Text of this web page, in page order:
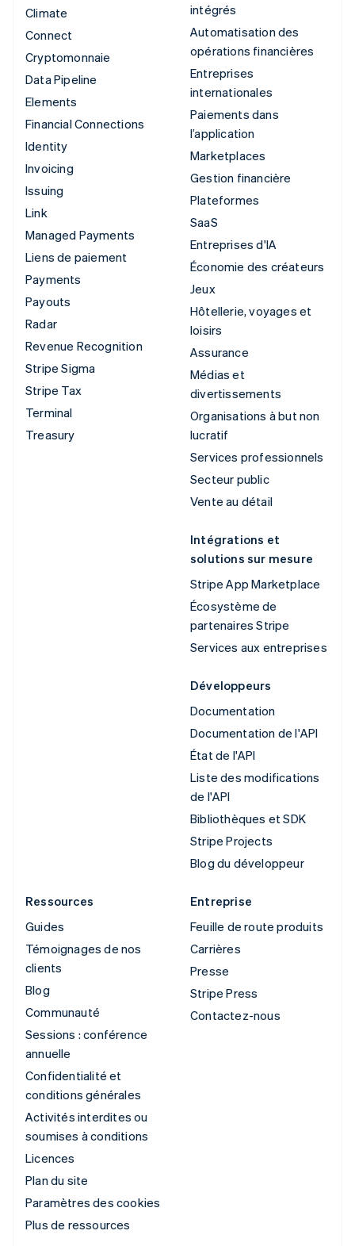
Climate
Connect
Cryptomonnaie
Data Pipeline
Elements
Financial Connections
Identity
Invoicing
Issuing
Link
Managed Payments
Liens de paiement
Payments
Payouts
Radar
Revenue Recognition
Stripe Sigma
Stripe Tax
Terminal
Treasury
intégrés
Automatisation des
opérations financières
Entreprises
internationales
Paiements dans
l’application
Marketplaces
Gestion financière
Plateformes
SaaS
Entreprises d'IA
Économie des créateurs
Jeux
Hôtellerie, voyages et
loisirs
Assurance
Médias et
divertissements
Organisations à but non
lucratif
Services professionnels
Secteur public
Vente au détail
Intégrations et
solutions sur mesure
Stripe App Marketplace
Écosystème de
partenaires Stripe
Services aux entreprises
Développeurs
Documentation
Documentation de l'API
État de l'API
Liste des modifications
de l'API
Bibliothèques et SDK
Stripe Projects
Blog du développeur
Ressources
Guides
Témoignages de nos
clients
Blog
Communauté
Sessions : conférence
annuelle
Confidentialité et
conditions générales
Activités interdites ou
soumises à conditions
Licences
Plan du site
Paramètres des cookies
Plus de ressources
Entreprise
Feuille de route produits
Carrières
Presse
Stripe Press
Contactez-nous